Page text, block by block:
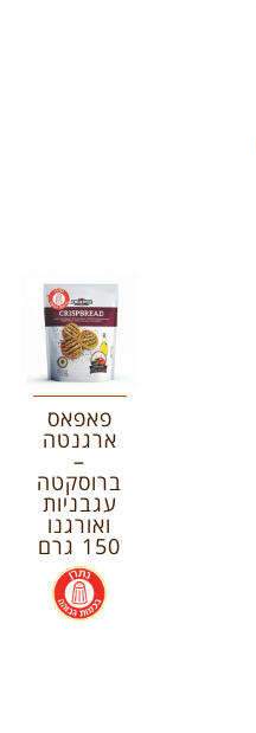
פאפאס
ארגנטה
–
ברוסקטה
עגבניות
ואורגנו
150 גרם
.